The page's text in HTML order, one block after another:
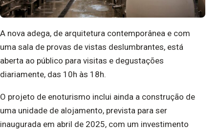
A nova adega, de arquitetura contemporânea e com
uma sala de provas de vistas deslumbrantes, está
aberta ao público para visitas e degustações
diariamente, das 10h às 18h.
O projeto de enoturismo inclui ainda a construção de
uma unidade de alojamento, prevista para ser
inaugurada em abril de 2025, com um investimento